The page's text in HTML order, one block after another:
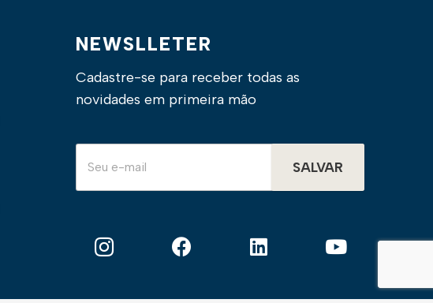
NEWSLLETER
Cadastre-se para receber todas as
novidades em primeira mão
SALVAR